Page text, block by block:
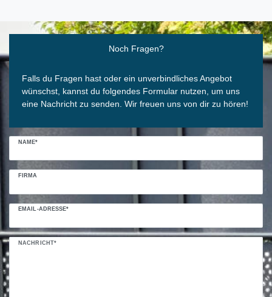
Noch Fragen?
Falls du Fragen hast oder ein unverbindliches Angebot
wünschst, kannst du folgendes Formular nutzen, um uns
eine Nachricht zu senden. Wir freuen uns von dir zu hören!
NAME*
FIRMA
EMAIL-ADRESSE*
NACHRICHT*
Ceres::Template.mailFormHoneypotLabel